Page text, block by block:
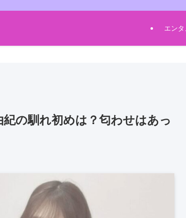
エンタ
紀の馴れ初めは？匂わせはあっ